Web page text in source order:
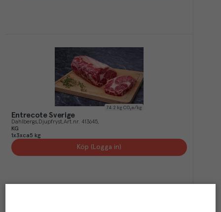
74.2 kg CO₂e/kg
Entrecote Sverige
Dahlbergs Djupfryst Art.nr. 413645
KG
1x3xca5 kg
Köp (Logga in)